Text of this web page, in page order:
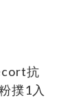
抗
撲1入